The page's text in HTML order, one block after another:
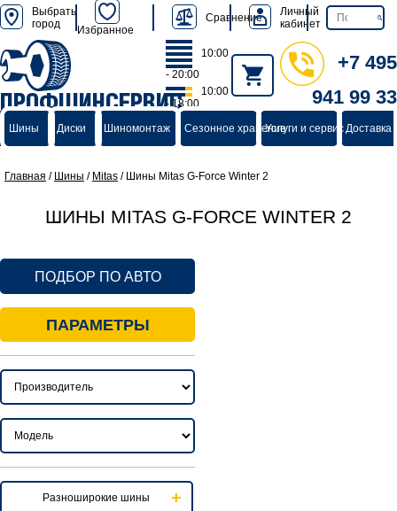
Выбрать
город
Избранное
Сравнение
Личный
кабинет
ПРОФШИНСЕРВИС
группа компаний
10:00
- 20:00
10:00
- 18:00
+7 495
941 99 33
Шины Диски Шиномонтаж Сезонное хранениеУслуги и сервисДоставка
Главная / Шины / Mitas / Шины Mitas G-Force Winter 2
ШИНЫ MITAS G-FORCE WINTER 2
ПОДБОР ПО АВТО
ПАРАМЕТРЫ
Разноширокие шины